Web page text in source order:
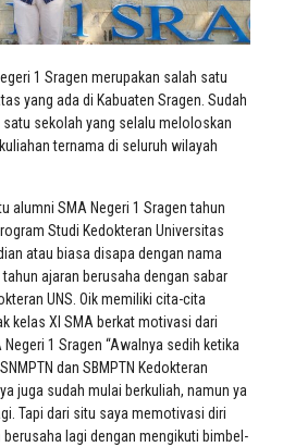
1 Sragen merupakan salah satu
yang ada di Kabuaten Sragen. Sudah
sekolah yang selalu meloloskan
ternama di seluruh wilayah
alumni SMA Negeri 1 Sragen tahun
Studi Kedokteran Universitas
atau biasa disapa dengan nama
ajaran berusaha dengan sabar
UNS. Oik memiliki cita-cita
kelas XI SMA berkat motivasi dari
1 Sragen “Awalnya sedih ketika
dan SBMPTN Kedokteran
juga sudah mulai berkuliah, namun ya
Tapi dari situ saya memotivasi diri
lagi dengan mengikuti bimbel-